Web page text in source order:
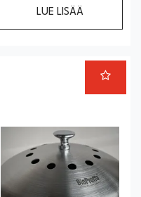
LUE LISÄÄ